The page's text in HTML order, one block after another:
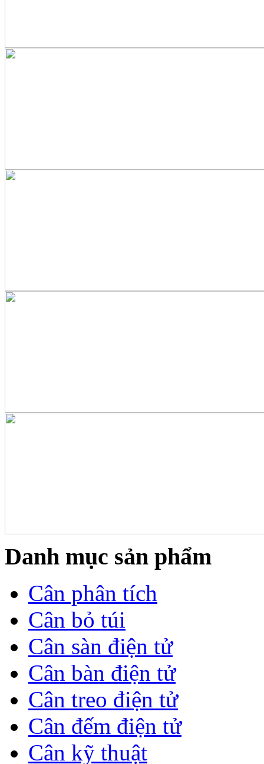
Danh mục sản phẩm
Cân phân tích
Cân bỏ túi
Cân sàn điện tử
Cân bàn điện tử
Cân treo điện tử
Cân đếm điện tử
Cân kỹ thuật